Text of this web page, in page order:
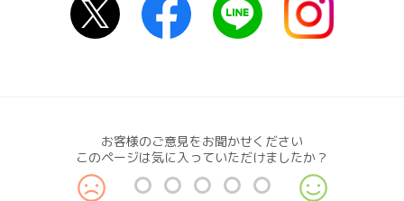
お客様のご意見をお聞かせください
このページは気に入っていただけましたか？